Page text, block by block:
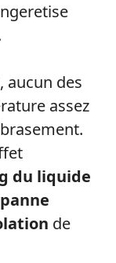
aucun des
assez
du liquide
de